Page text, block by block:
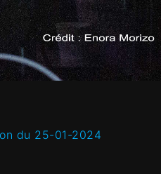
du 25-01-2024